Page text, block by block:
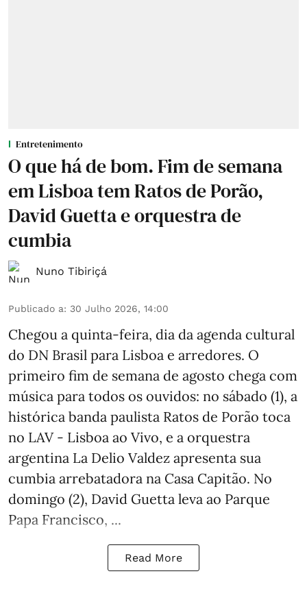
Entretenimento
O que há de bom. Fim de semana
em Lisboa tem Ratos de Porão,
David Guetta e orquestra de
cumbia
Nuno Tibiriçá
Publicado a: 30 Julho 2026, 14:00
Chegou a quinta-feira, dia da agenda cultural
do DN Brasil para Lisboa e arredores. O
primeiro fim de semana de agosto chega com
música para todos os ouvidos: no sábado (1), a
histórica banda paulista Ratos de Porão toca
no LAV - Lisboa ao Vivo, e a orquestra
argentina La Delio Valdez apresenta sua
cumbia arrebatadora na Casa Capitão. No
domingo (2), David Guetta leva ao Parque
Papa Francisco, ...
Read More